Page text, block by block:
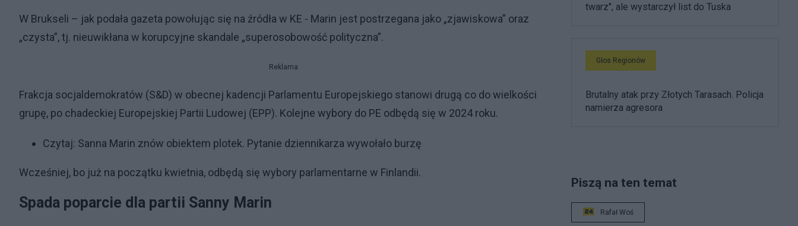
W Brukseli – jak podała gazeta powołując się na źródła w KE - Marin jest postrzegana jako „zjawiskowa” oraz
„czysta”, tj. nieuwikłana w korupcyjne skandale „superosobowość polityczna”.
Reklama
Frakcja socjaldemokratów (S&D) w obecnej kadencji Parlamentu Europejskiego stanowi drugą co do wielkości
grupę, po chadeckiej Europejskiej Partii Ludowej (EPP). Kolejne wybory do PE odbędą się w 2024 roku.
Czytaj: Sanna Marin znów obiektem plotek. Pytanie dziennikarza wywołało burzę
Wcześniej, bo już na początku kwietnia, odbędą się wybory parlamentarne w Finlandii.
Spada poparcie dla partii Sanny Marin
twarz", ale wystarczył list do Tuska
Głos Regionów
Brutalny atak przy Złotych Tarasach. Policja
namierza agresora
Piszą na ten temat
Rafał Woś